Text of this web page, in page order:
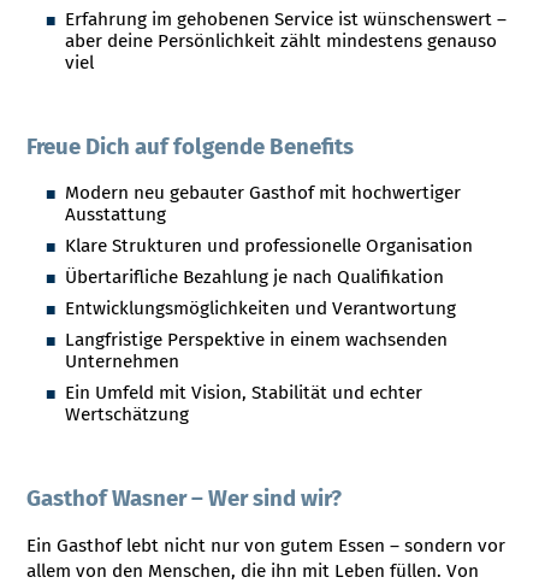
Erfahrung im gehobenen Service ist wünschenswert –
aber deine Persönlichkeit zählt mindestens genauso
viel
Freue Dich auf folgende Benefits
Modern neu gebauter Gasthof mit hochwertiger
Ausstattung
Klare Strukturen und professionelle Organisation
Übertarifliche Bezahlung je nach Qualifikation
Entwicklungsmöglichkeiten und Verantwortung
Langfristige Perspektive in einem wachsenden
Unternehmen
Ein Umfeld mit Vision, Stabilität und echter
Wertschätzung
Gasthof Wasner – Wer sind wir?
Ein Gasthof lebt nicht nur von gutem Essen – sondern vor
allem von den Menschen, die ihn mit Leben füllen. Von